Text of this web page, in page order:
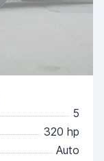
5
320 hp
Auto